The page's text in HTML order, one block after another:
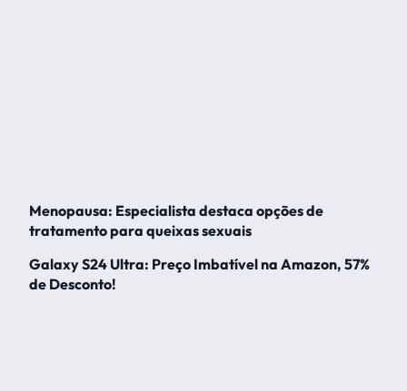
Menopausa: Especialista destaca opções de
tratamento para queixas sexuais
Galaxy S24 Ultra: Preço Imbatível na Amazon, 57%
de Desconto!